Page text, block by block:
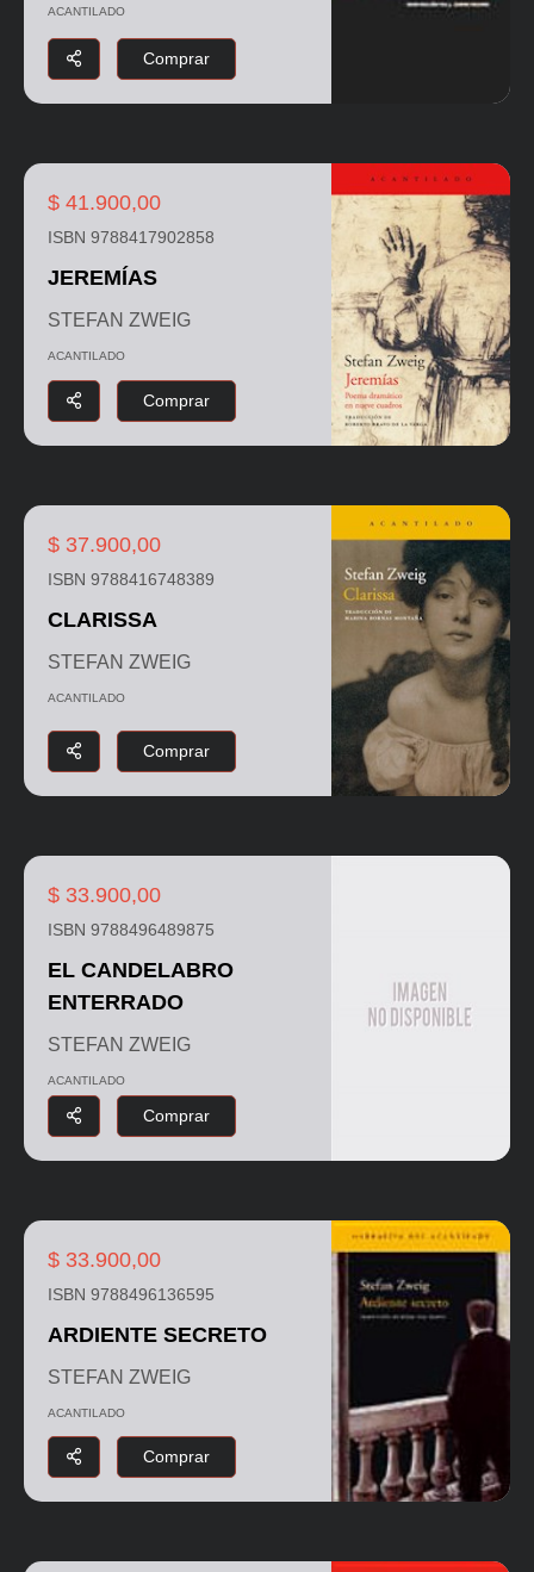
ACANTILADO
Comprar
$ 41.900,00
ISBN 9788417902858
JEREMÍAS
STEFAN ZWEIG
ACANTILADO
Comprar
$ 37.900,00
ISBN 9788416748389
CLARISSA
STEFAN ZWEIG
ACANTILADO
Comprar
$ 33.900,00
ISBN 9788496489875
EL CANDELABRO
ENTERRADO
STEFAN ZWEIG
ACANTILADO
Comprar
$ 33.900,00
ISBN 9788496136595
ARDIENTE SECRETO
STEFAN ZWEIG
ACANTILADO
Comprar